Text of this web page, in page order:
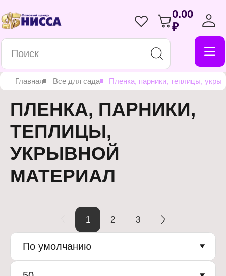
0.00
₽
Главная Все для сада Пленка, парники, теплицы,
ПЛЕНКА, ПАРНИКИ,
ТЕПЛИЦЫ,
УКРЫВНОЙ
МАТЕРИАЛ
1 2 3
По умолчанию